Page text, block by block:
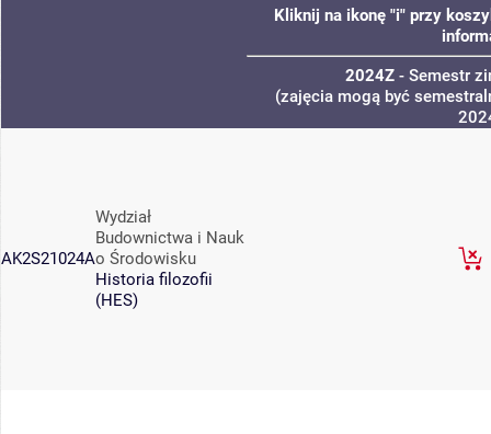
Kliknij na ikonę "i" przy
2024Z- Semestr
(zajęcia mogą być
AK2S21024A
Wydział
Budownictwa i Nauk
o Środowisku
Historia filozofii
(HES)